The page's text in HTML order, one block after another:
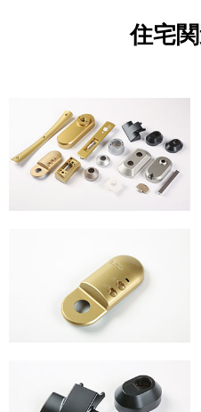
住宅